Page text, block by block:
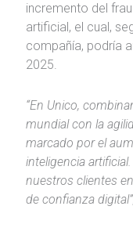
incremento del
artificial, el cual,
compañía, podría
2025.
“En Unico,
mundial con la
marcado por el
inteligencia
nuestros clientes
de confianza